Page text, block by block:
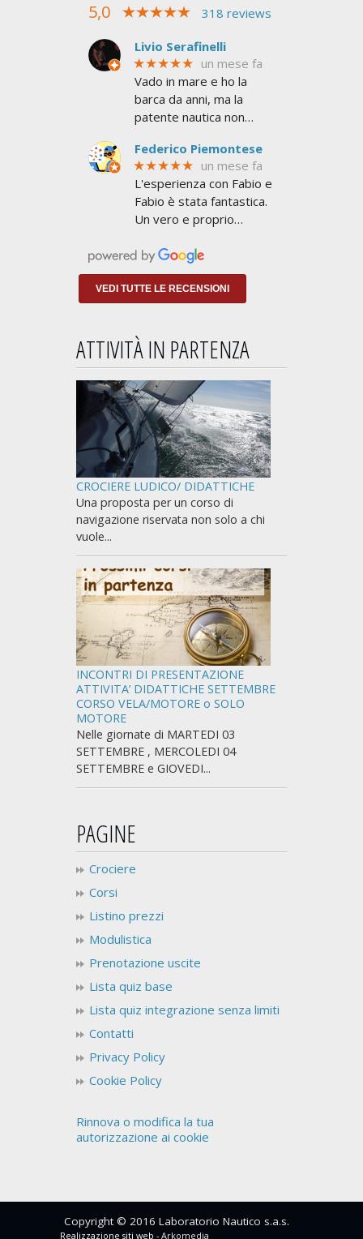
5,0
318 reviews
Livio Serafinelli
★★★★★ un mese fa
Vado in mare e ho la
barca da anni, ma la
patente nautica non
serviva per superare le
6 miglia dalla costa e non
avere limiti
Federico Piemontese
★★★★★ un mese fa
L'esperienza con Fabio e
Fabio è stata fantastica.
Un vero e proprio
NAVIGARE non a
insegnarti lo stretto
indispensabile per
prendere
VEDI TUTTE LE RECENSIONI
ATTIVITÀ IN PARTENZA
CROCIERE LUDICO/ DIDATTICHE
Una proposta per un corso di
navigazione riservata non solo a chi
vuole...
INCONTRI DI PRESENTAZIONE
ATTIVITA’ DIDATTICHE SETTEMBRE
CORSO VELA/MOTORE o SOLO
MOTORE
Nelle giornate di MARTEDI 03
SETTEMBRE , MERCOLEDI 04
SETTEMBRE e GIOVEDI...
PAGINE
Crociere
Corsi
Listino prezzi
Modulistica
Prenotazione uscite
Lista quiz base
Lista quiz integrazione senza limiti
Contatti
Privacy Policy
Cookie Policy
Rinnova o modifica la tua
autorizzazione ai cookie
Copyright © 2016 Laboratorio Nautico s.a.s.
Realizzazione siti web - Arkomedia